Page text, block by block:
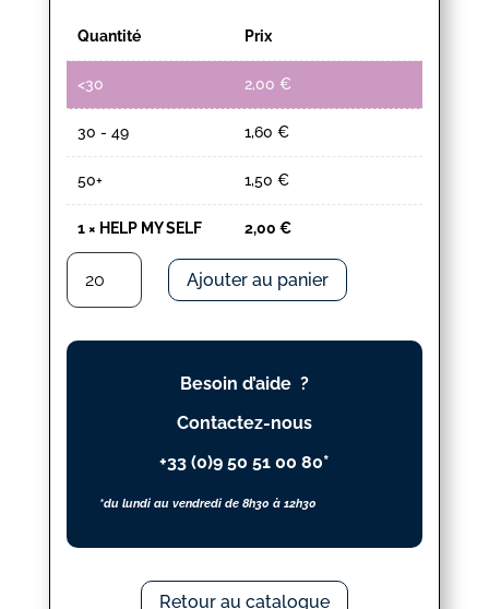
Quantité Prix
<30 2,00 €
30 - 49 1,60 €
50+ 1,50 €
1× HELP MY SELF 2,00 €
quantité
HELP
MY
Ajouter au panier
Besoin d’aide ?
Contactez-nous
+33 (0)9 50 51 00 80*
*du lundi au vendredi de 8h30 à 12h30
Retour au catalogue